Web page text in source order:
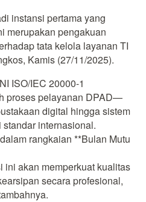
instansi pertama yang
merupakan pengakuan
tata kelola layanan TI
Kamis (27/11/2025).
ISO/IEC 20000-1
proses pelayanan DPAD—
digital hingga sistem
internasional.
rangkaian **Bulan Mutu
ini akan memperkuat kualitas
secara profesional,